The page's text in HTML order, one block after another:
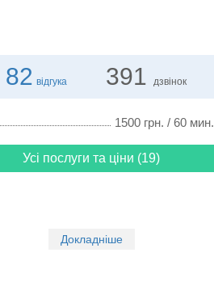
82 відгука 391 дзвінок
1500 грн. / 60 мин.
Усі послуги та ціни (19)
Докладніше